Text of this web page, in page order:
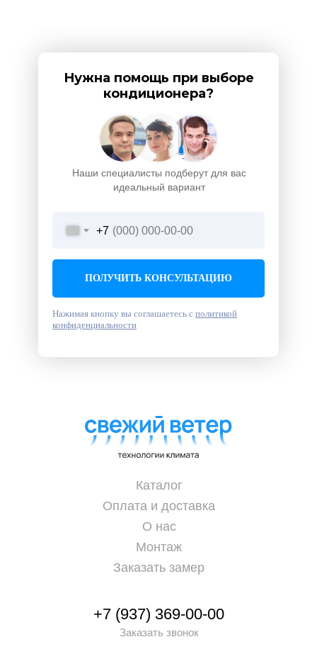
Наши специалисты подберут для вас
идеальный вариант
Нужна помощь при выборе
кондиционера?
+7
ПОЛУЧИТЬ КОНСУЛЬТАЦИЮ
Нажимая кнопку вы соглашаетесь с политикой
конфиденциальности
+7 (937) 369-00-00
Заказать звонок
Каталог
Оплата и доставка
О нас
Монтаж
Заказать замер